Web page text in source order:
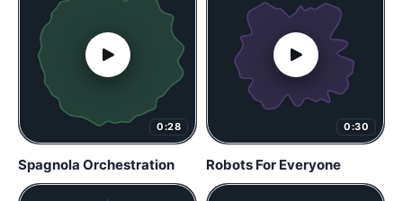
0:28
Spagnola Orchestration
0:30
Robots For Everyone